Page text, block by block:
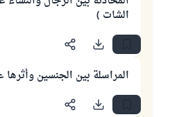
الشات )
المراسلة بين الجنسين